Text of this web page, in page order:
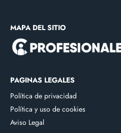
MAPA DEL SITIO
PAGINAS LEGALES
Política de privacidad
Política y uso de cookies
Aviso Legal